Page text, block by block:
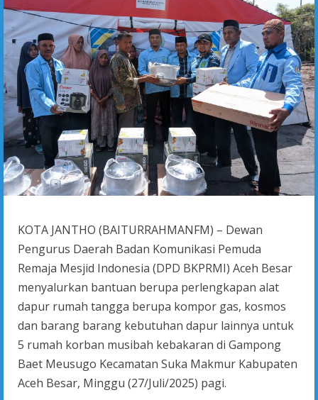
KOTA JANTHO (BAITURRAHMANFM) – Dewan
Pengurus Daerah Badan Komunikasi Pemuda
Remaja Mesjid Indonesia (DPD BKPRMI) Aceh Besar
menyalurkan bantuan berupa perlengkapan alat
dapur rumah tangga berupa kompor gas, kosmos
dan barang barang kebutuhan dapur lainnya untuk
5 rumah korban musibah kebakaran di Gampong
Baet Meusugo Kecamatan Suka Makmur Kabupaten
Aceh Besar, Minggu (27/Juli/2025) pagi.